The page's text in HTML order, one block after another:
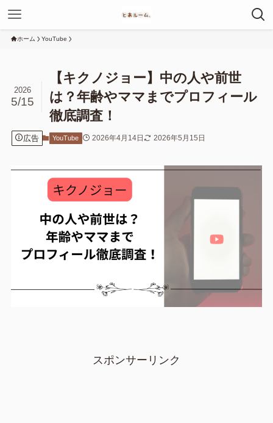
ホーム YouTube
【キクノジョー】中の人や前世
は？年齢やママまでプロフィール
徹底調査！
2026
5/15
広告 YouTube 2026年4月14日 2026年5月15日
スポンサーリンク